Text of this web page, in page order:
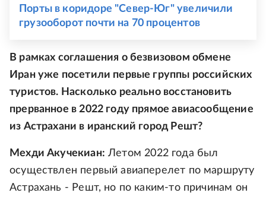
Порты в коридоре "Север-Юг" увеличили
грузооборот почти на 70 процентов
В рамках соглашения о безвизовом обмене
Иран уже посетили первые группы российских
туристов. Насколько реально восстановить
прерванное в 2022 году прямое авиасообщение
из Астрахани в иранский город Решт?
Мехди Акучекиан: Летом 2022 года был
осуществлен первый авиаперелет по маршруту
Астрахань - Решт, но по каким-то причинам он